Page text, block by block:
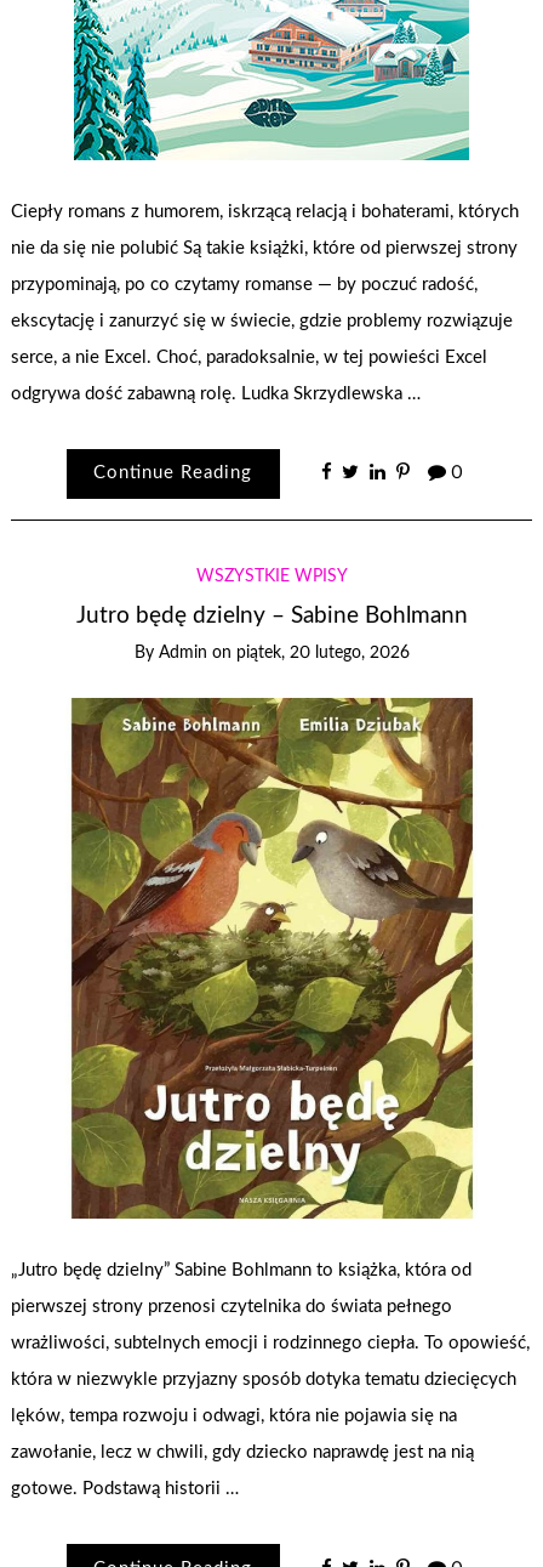
Ciepły romans z humorem, iskrzącą relacją i bohaterami, których
nie da się nie polubić Są takie książki, które od pierwszej strony
przypominają, po co czytamy romanse — by poczuć radość,
ekscytację i zanurzyć się w świecie, gdzie problemy rozwiązuje
serce, a nie Excel. Choć, paradoksalnie, w tej powieści Excel
odgrywa dość zabawną rolę. Ludka Skrzydlewska …
Continue Reading 0
WSZYSTKIE WPISY
Jutro będę dzielny – Sabine Bohlmann
By Admin on piątek, 20 lutego, 2026
„Jutro będę dzielny” Sabine Bohlmann to książka, która od
pierwszej strony przenosi czytelnika do świata pełnego
wrażliwości, subtelnych emocji i rodzinnego ciepła. To opowieść,
która w niezwykle przyjazny sposób dotyka tematu dziecięcych
lęków, tempa rozwoju i odwagi, która nie pojawia się na
zawołanie, lecz w chwili, gdy dziecko naprawdę jest na nią
gotowe. Podstawą historii …